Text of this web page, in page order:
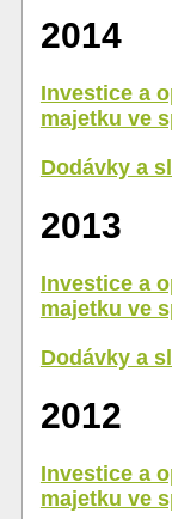
2014
Investice a
majetku ve
Dodávky a
2013
Investice a
majetku ve
Dodávky a
2012
Investice a
majetku ve